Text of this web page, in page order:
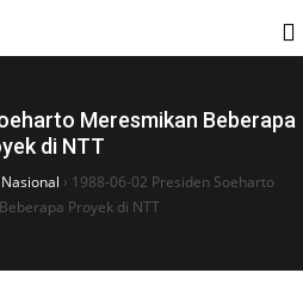
Meresmikan Beberapa
di NTT
Nasional › 1988-06-02 Presiden Soeharto
Proyek di NTT